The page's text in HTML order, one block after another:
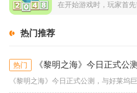
热门推荐
热门 《黎明之海》今日正式公测